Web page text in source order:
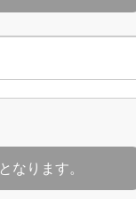
なります。